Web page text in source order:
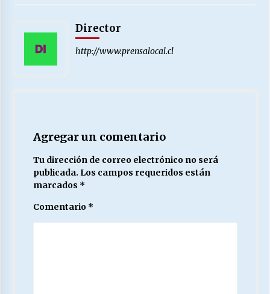
Director
http://www.prensalocal.cl
Agregar un comentario
Tu dirección de correo electrónico no será
publicada. Los campos requeridos están
marcados *
Comentario *